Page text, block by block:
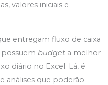
valores iniciais e
entregam fluxo de caixa
possuem budget a melhor
diário no Excel. Lá, é
análises que poderão